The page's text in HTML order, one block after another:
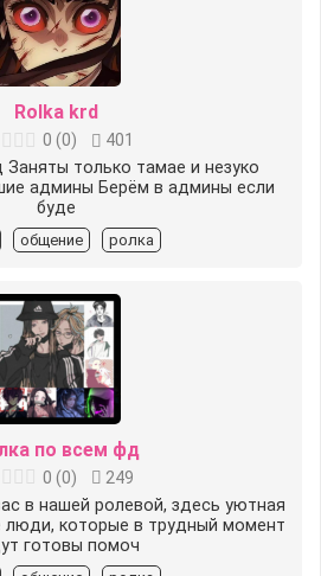
Rolka krd
0 (0)
401
Заняты только тамае и незуко
админы Берём в админы если
буде
общение ролка
по всем фд
0 (0)
249
в нашей ролевой, здесь уютная
которые в трудный момент
готовы помоч